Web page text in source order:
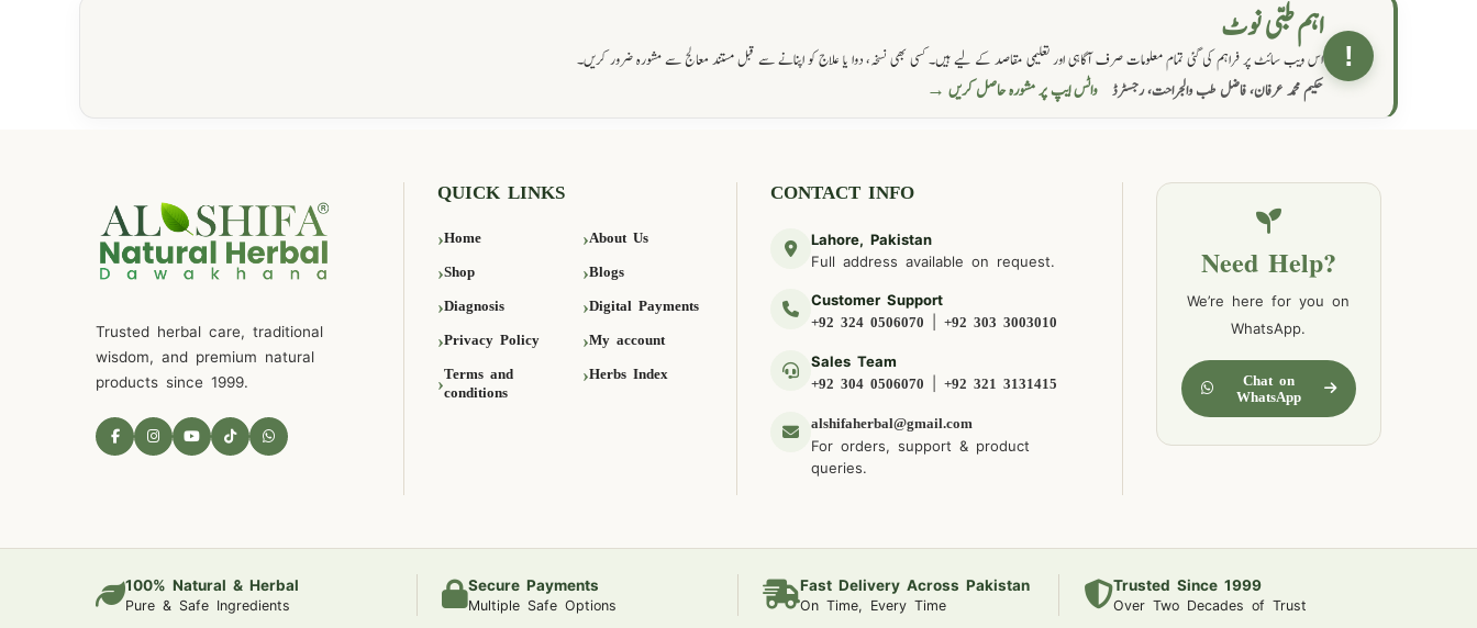
!
اہم طبی نوٹ
اس ویب سائٹ پر فراہم کی گئی تمام معلومات صرف آگاہی اور تعلیمی مقاصد کے لیے ہیں۔ کسی بھی نسخہ، دوا یا علاج کو اپنانے سے قبل مستند معالج سے مشورہ ضرور کریں۔
حکیم محمد عرفان، فاضل طب والجراحت، رجسٹرڈ واٹس ایپ پر مشورہ حاصل کریں →
Trusted herbal care, traditional
wisdom, and premium natural
products since 1999.
QUICK LINKS
Home About Us
Shop Blogs
Diagnosis Digital Payments
Privacy Policy My account
Terms and
conditions
Herbs Index
CONTACT INFO
Lahore, Pakistan
Full address available on request.
Customer Support
+92 324 0506070 |+92 303 3003010
Sales Team
+92 304 0506070 |+92 321 3131415
alshifaherbal@gmail.com
For orders, support & product
queries.
Need Help?
We’re here for you on
WhatsApp.
Chat on
WhatsApp
100% Natural & Herbal
Pure & Safe Ingredients
Secure Payments
Multiple Safe Options
Fast Delivery Across Pakistan
On Time, Every Time
Trusted Since 1999
Over Two Decades of Trust